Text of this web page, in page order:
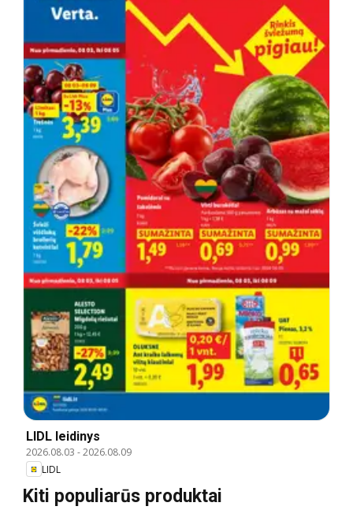
LIDL leidinys
2026.08.03 -2026.08.09
LIDL
Kiti populiarūs produktai